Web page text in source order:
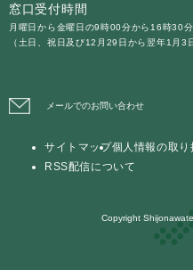
窓口受付時間
月曜日から金曜日の9時00分から16時30
（土日、祝日及び12月29日から翌年1月3
メールでのお問い合わせ
サイトマップ個人情報の取
RSS配信について
Copyright